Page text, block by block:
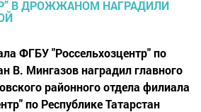
ФГБУ "Россельхозцентр" по
В. Мингазов наградил главного
районного отдела филиала
по Республике Татарстан